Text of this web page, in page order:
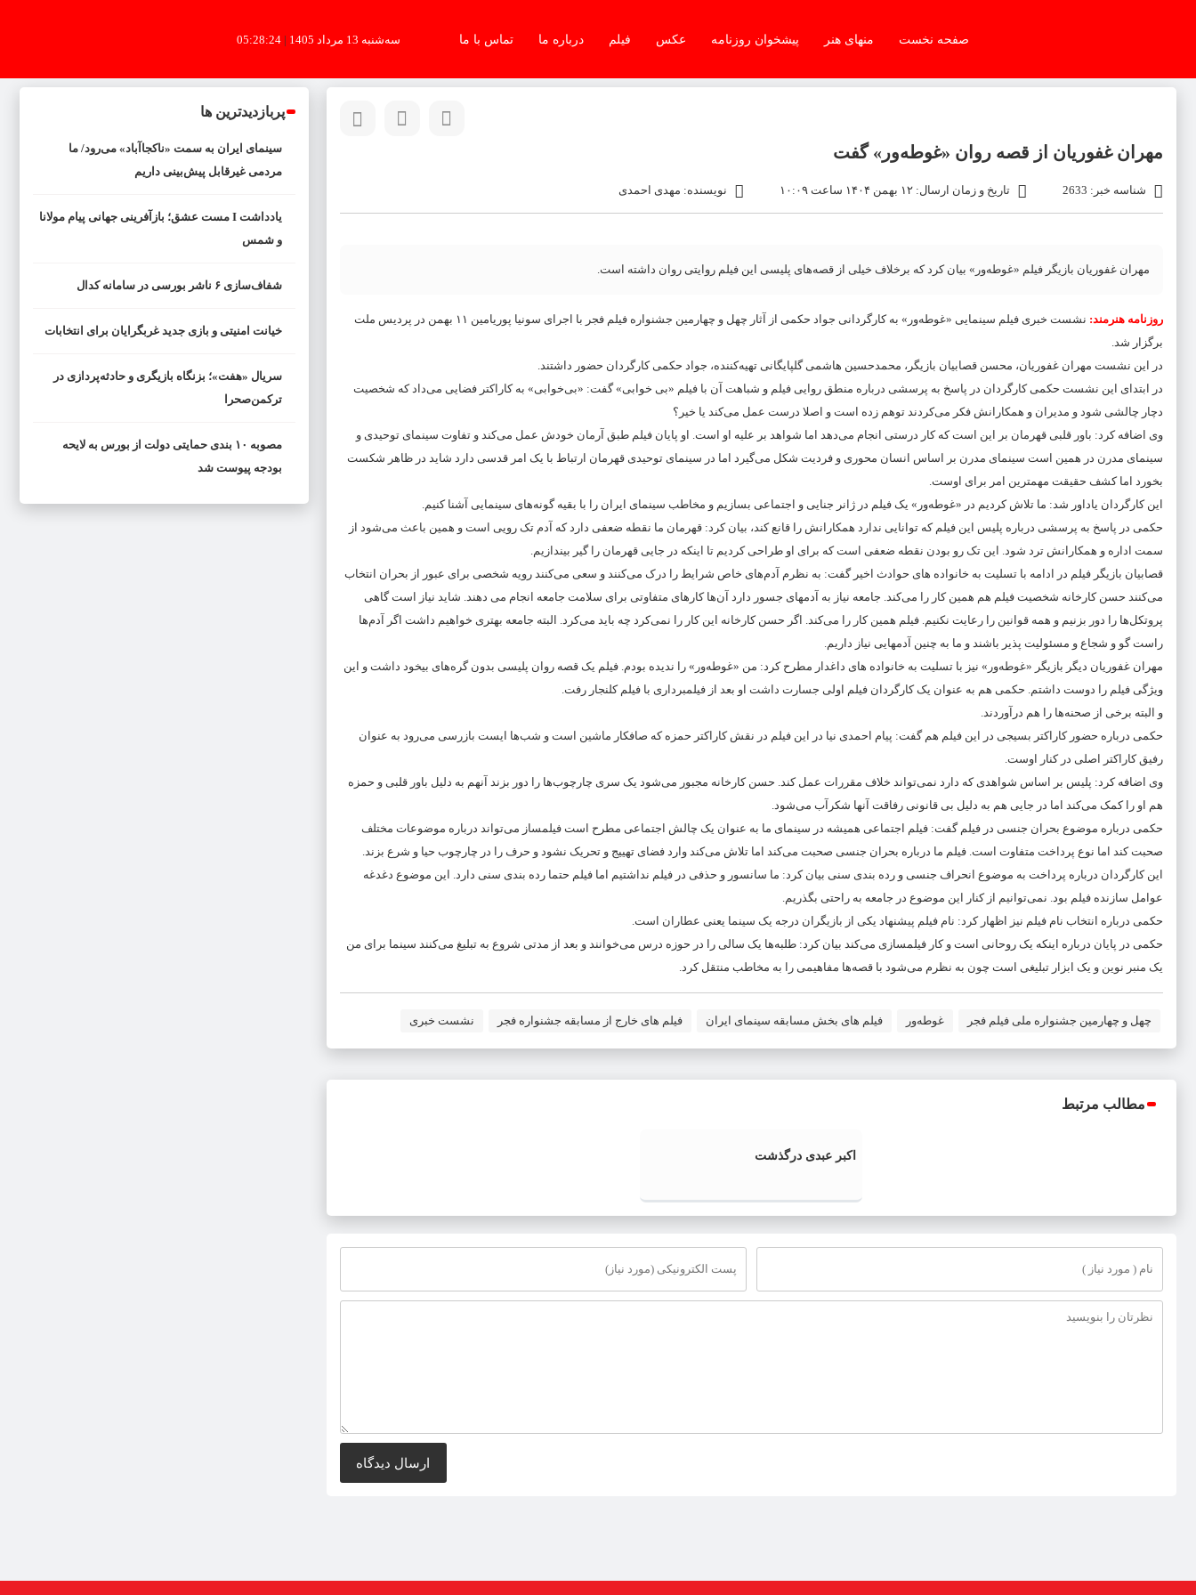
صفحه نخست منهای هنر پیشخوان روزنامه عکس فیلم درباره ما تماس با ما سه‌شنبه 13 مرداد 1405 |
05:28:25
مهران غفوریان از قصه روان «غوطه‌ور» گفت
شناسه خبر: 2633 تاریخ و زمان ارسال: ۱۲ بهمن ۱۴۰۴ ساعت ۱۰:۰۹ نویسنده: مهدی احمدی
مهران غفوریان بازیگر فیلم «غوطه‌ور» بیان کرد که برخلاف خیلی از قصه‌های پلیسی این فیلم روایتی روان داشته است.
روزنامه هنرمند:
نشست خبری فیلم سینمایی «غوطه‌ور» به کارگردانی جواد حکمی از آثار چهل و چهارمین جشنواره فیلم فجر با اجرای سونیا پوریامین ۱۱ بهمن در پردیس ملت
برگزار شد.
در این نشست مهران غفوریان، محسن قصابیان بازیگر، محمدحسین هاشمی گلپایگانی تهیه‌کننده، جواد حکمی کارگردان حضور داشتند.
در ابتدای این نشست حکمی کارگردان در پاسخ به پرسشی درباره منطق روایی فیلم و شباهت آن با فیلم «بی خوابی» گفت: «بی‌خوابی» به کاراکتر فضایی می‌داد که شخصیت
دچار چالشی شود و مدیران و همکارانش فکر می‌کردند توهم زده است و اصلا درست عمل می‌کند یا خیر؟
وی اضافه کرد: باور قلبی قهرمان بر این است که کار درستی انجام می‌دهد اما شواهد بر علیه‌ او است. او پایان فیلم طبق آرمان خودش عمل می‌کند و تفاوت سینمای توحیدی و
سینمای مدرن در همین است سینمای مدرن بر اساس انسان محوری و فردیت شکل می‌گیرد اما در سینمای توحیدی قهرمان ارتباط با یک امر قدسی دارد شاید در ظاهر شکست
بخورد اما کشف حقیقت مهمترین امر برای اوست.
این کارگردان یاداور شد: ما تلاش کردیم در «غوطه‌ور» یک فیلم در ژانر جنایی و اجتماعی بسازیم و مخاطب سینمای ایران را با بقیه گونه‌های سینمایی آشنا کنیم.
حکمی در پاسخ به پرسشی درباره پلیس این فیلم که توانایی ندارد همکارانش را قانع کند، بیان کرد: قهرمان ما نقطه ضعفی دارد که آدم تک رویی است و همین باعث می‌شود از
سمت اداره و همکارانش ترد شود. این تک رو بودن نقطه ضعفی است که برای او طراحی کردیم تا اینکه در جایی قهرمان را گیر بیندازیم.
قصابیان بازیگر فیلم در ادامه با تسلیت به خانواده های حوادث اخیر گفت: به نظرم آدم‌های خاص شرایط را درک می‌کنند و سعی می‌کنند رویه شخصی برای عبور از بحران انتخاب
می‌کنند حسن کارخانه شخصیت فیلم هم همین کار را می‌کند. جامعه نیاز به آدمهای جسور دارد آن‌ها کارهای متفاوتی برای سلامت جامعه انجام می دهند. شاید نیاز است گاهی
پروتکل‌ها را دور بزنیم و همه قوانین را رعایت نکنیم. فیلم همین کار را می‌کند. اگر حسن کارخانه این کار را نمی‌کرد چه باید می‌کرد. البته جامعه بهتری خواهیم داشت اگر آدم‌ها
راست گو و شجاع و مسئولیت پذیر باشند و ما به چنین آدمهایی نیاز داریم.
مهران غفوریان دیگر بازیگر «غوطه‌ور» نیز با تسلیت به خانواده های داغدار مطرح کرد: من «غوطه‌ور» را ندیده بودم. فیلم یک قصه روان پلیسی بدون گره‌های بیخود داشت و این
ویژگی فیلم را دوست داشتم. حکمی هم به عنوان یک کارگردان فیلم اولی جسارت داشت او بعد از فیلمبرداری با فیلم کلنجار رفت.
و البته برخی از صحنه‌ها را هم درآوردند.
حکمی درباره حضور کاراکتر بسیجی در این فیلم هم گفت: پیام احمدی نیا در این فیلم در نقش کاراکتر حمزه که صافکار ماشین است و شب‌ها ایست بازرسی می‌رود به عنوان
رفیق کاراکتر اصلی در کنار اوست.‌
وی اضافه کرد: پلیس بر اساس شواهدی که دارد نمی‌تواند خلاف مقررات عمل کند. حسن کارخانه مجبور می‌شود یک سری چارچوب‌ها را دور بزند آنهم به دلیل باور قلبی و حمزه
هم او را کمک می‌کند اما در جایی هم به دلیل بی قانونی رفاقت آنها شکرآب می‌شود.
حکمی درباره موضوع بحران جنسی در فیلم گفت: فیلم اجتماعی همیشه در سینمای ما به عنوان یک چالش اجتماعی مطرح است فیلمساز می‌تواند درباره موضوعات مختلف
صحبت کند اما نوع پرداخت متفاوت است. فیلم ما درباره بحران جنسی صحبت می‌کند اما تلاش می‌کند وارد فضای تهییج و تحریک نشود و حرف را در چارچوب حیا و شرع بزند.
این کارگردان درباره پرداخت به موضوع انحراف جنسی و رده بندی سنی بیان کرد: ما سانسور و حذفی در فیلم نداشتیم اما فیلم حتما رده بندی سنی دارد‌. این موضوع دغدغه
عوامل سازنده فیلم بود. نمی‌توانیم از کنار این موضوع در جامعه به راحتی بگذریم.
حکمی درباره انتخاب نام فیلم نیز اظهار کرد: نام فیلم پیشنهاد یکی از بازیگران درجه یک سینما یعنی عطاران است.
حکمی در پایان درباره اینکه یک روحانی است و کار فیلمسازی می‌کند بیان کرد: طلبه‌ها یک سالی را در حوزه درس می‌خوانند و بعد از مدتی شروع به تبلیغ می‌کنند سینما برای من
یک منبر نوین و یک ابزار تبلیغی است چون به نظرم می‌شود با قصه‌ها مفاهیمی را به مخاطب منتقل کرد.
چهل و چهارمین جشنواره ملی فیلم فجر غوطه‌ور فیلم های بخش مسابقه سینمای ایران فیلم های خارج از مسابقه جشنواره فجر نشست خبری
مطالب مرتبط
اکبر عبدی درگذشت
پربازدیدترین ها
سینمای ایران به سمت «ناکجاآباد» می‌رود/ ما
مردمی غیرقابل پیش‌بینی داریم
یادداشت I مست عشق؛ بازآفرینی جهانی پیام مولانا
و شمس
شفاف‌سازی ۶ ناشر بورسی در سامانه کدال
خیانت امنیتی و بازی جدید غربگرایان برای انتخابات
سریال «هفت»؛ بزنگاه بازیگری و حادثه‌پردازی در
ترکمن‌صحرا
مصوبه ۱۰ بندی حمایتی دولت از بورس به لایحه
بودجه پیوست شد